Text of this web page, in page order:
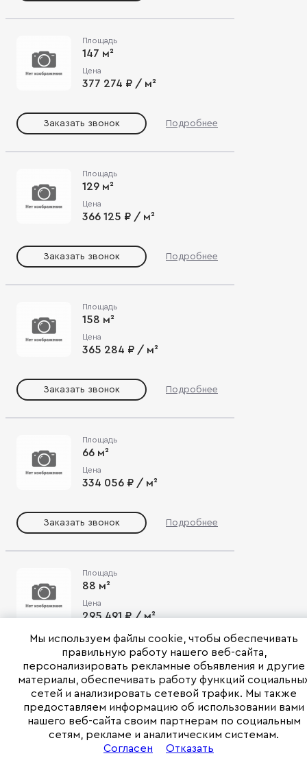
Площадь
147 м²
Цена
377 274 ₽ / м²
Заказать звонок Подробнее
Площадь
129 м²
Цена
366 125 ₽ / м²
Заказать звонок Подробнее
Площадь
158 м²
Цена
365 284 ₽ / м²
Заказать звонок Подробнее
Площадь
66 м²
Цена
334 056 ₽ / м²
Заказать звонок Подробнее
Площадь
88 м²
Цена
295 491 ₽ / м²
Заказать звонок Подробнее
Площадь
101 м²
Цена
319 586 ₽ / м²
Мы используем файлы cookie, чтобы обеспечивать
правильную работу нашего веб-сайта,
персонализировать рекламные объявления и другие
материалы, обеспечивать работу функций
сетей и анализировать сетевой трафик. Мы также
предоставляем информацию об использовании вами
нашего веб-сайта своим партнерам по социальным
сетям, рекламе и аналитическим системам.
Согласен
Отказать